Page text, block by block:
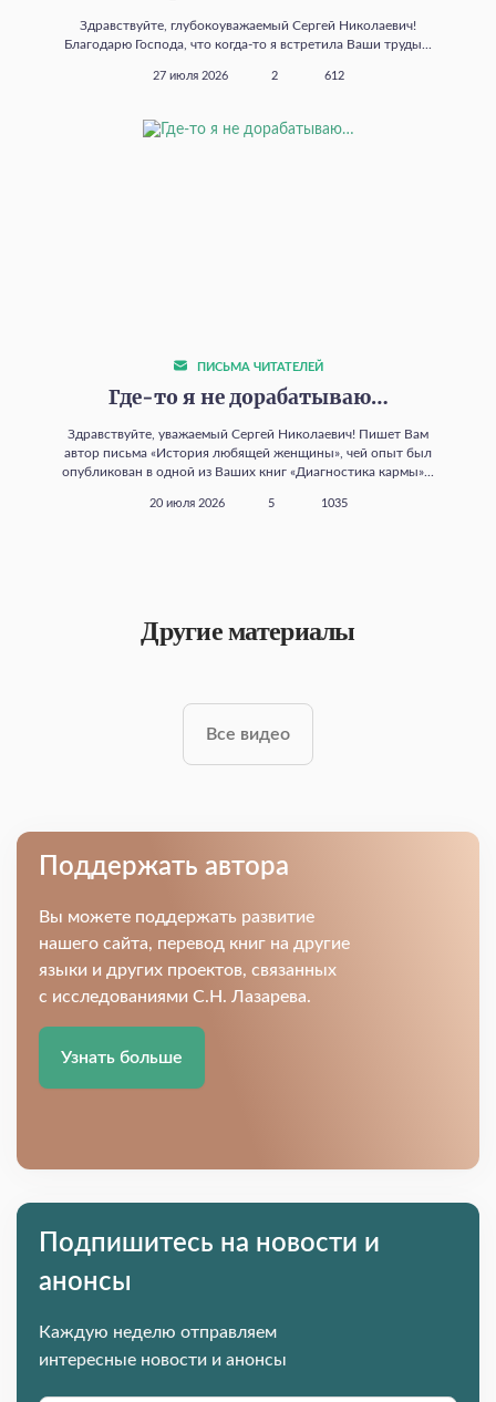
Здравствуйте, глубокоуважаемый Сергей Николаевич!
Благодарю Господа, что когда‑то я встретила Ваши труды...
27 июля 2026 2 612
ПИСЬМА ЧИТАТЕЛЕЙ
Где‑то я не дорабатываю…
Здравствуйте, уважаемый Сергей Николаевич! Пишет Вам
автор письма «История любящей женщины», чей опыт был
опубликован в одной из Ваших книг «Диагностика кармы»...
20 июля 2026 5 1035
Другие материалы
Все видео
Поддержать автора
Вы можете поддержать развитие
нашего сайта, перевод книг на другие
языки и других проектов, связанных
с исследованиями С.Н. Лазарева.
Узнать больше
Подпишитесь на новости и
анонсы
Каждую неделю отправляем
интересные новости и анонсы